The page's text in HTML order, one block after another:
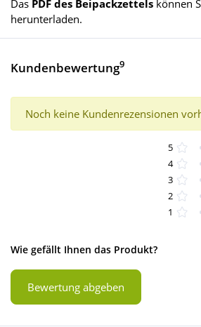
Das PDF des Beipackzettels können
herunterladen.
Kundenbewertung9
Noch keine Kundenrezensionen
5
4
3
2
1
Wie gefällt Ihnen das Produkt?
Bewertung abgeben